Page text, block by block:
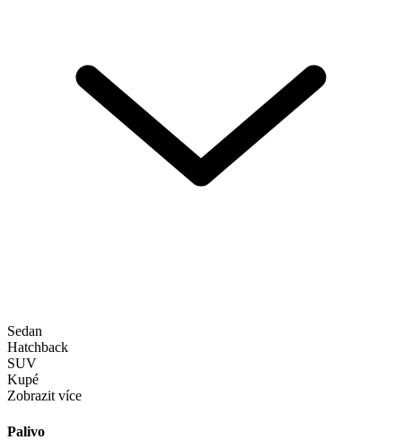
Sedan
Hatchback
SUV
Kupé
Zobrazit více
Palivo